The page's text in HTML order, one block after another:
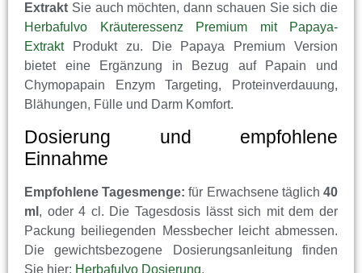
Extrakt Sie auch möchten, dann schauen Sie sich die
Herbafulvo Kräuteressenz Premium mit Papaya-
ExtraktProdukt zu. Die Papaya Premium Version
bietet eine Ergänzung in Bezug auf Papain und
Chymopapain Enzym Targeting, Proteinverdauung,
Blähungen, Fülle und Darm Komfort.
Dosierung und empfohlene
Einnahme
Empfohlene Tagesmenge: für Erwachsene täglich40
ml , oder 4 cl. Die Tagesdosis lässt sich mit dem der
Packung beiliegenden Messbecher leicht abmessen.
Die gewichtsbezogene Dosierungsanleitung finden
Sie hier: Herbafulvo Dosierung.